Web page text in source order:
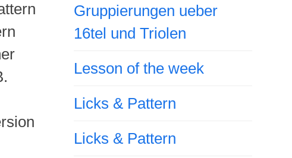
Gruppierungen ueber
16tel und Triolen
Lesson of the week
Licks & Pattern
Licks & Pattern